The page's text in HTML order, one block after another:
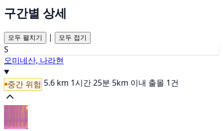
구간별 상세
모두 펼치기 | 모두 접기
S
오미네산, 나라현
중간 위험 5.6 km 1시간 25분 5km 이내 출몰 1건